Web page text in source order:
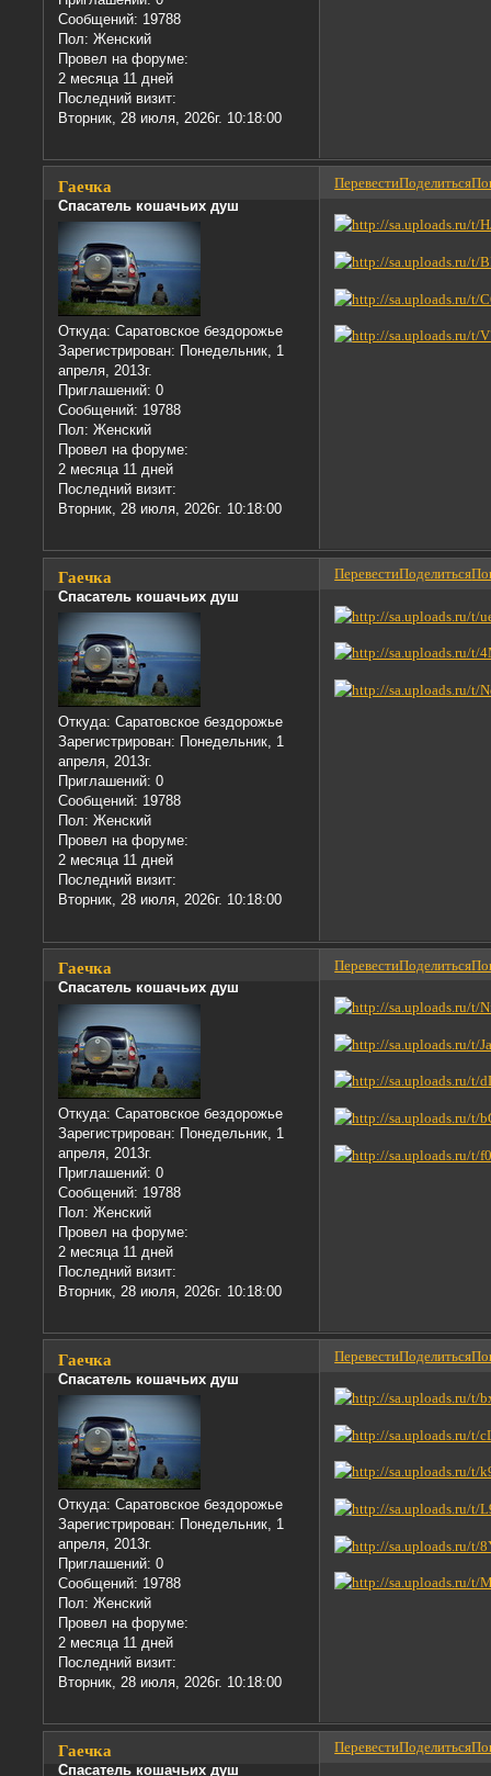
Сообщений: 19788
Пол: Женский
Провел на форуме:
2 месяца 11 дней
Последний визит:
Вторник, 28 июля, 2026г. 10:18:00
ПеревестиПоделиться
Гаечка
Спасатель кошачьих душ
Откуда: Саратовское бездорожье
Зарегистрирован: Понедельник, 1
апреля, 2013г.
Приглашений: 0
Сообщений: 19788
Пол: Женский
Провел на форуме:
2 месяца 11 дней
Последний визит:
Вторник, 28 июля, 2026г. 10:18:00
ПеревестиПоделиться
Гаечка
Спасатель кошачьих душ
Откуда: Саратовское бездорожье
Зарегистрирован: Понедельник, 1
апреля, 2013г.
Приглашений: 0
Сообщений: 19788
Пол: Женский
Провел на форуме:
2 месяца 11 дней
Последний визит:
Вторник, 28 июля, 2026г. 10:18:00
ПеревестиПоделиться
Гаечка
Спасатель кошачьих душ
Откуда: Саратовское бездорожье
Зарегистрирован: Понедельник, 1
апреля, 2013г.
Приглашений: 0
Сообщений: 19788
Пол: Женский
Провел на форуме:
2 месяца 11 дней
Последний визит:
Вторник, 28 июля, 2026г. 10:18:00
ПеревестиПоделиться
Гаечка
Спасатель кошачьих душ
Откуда: Саратовское бездорожье
Зарегистрирован: Понедельник, 1
апреля, 2013г.
Приглашений: 0
Сообщений: 19788
Пол: Женский
Провел на форуме:
2 месяца 11 дней
Последний визит:
Вторник, 28 июля, 2026г. 10:18:00
ПеревестиПоделиться
Гаечка
Спасатель кошачьих душ